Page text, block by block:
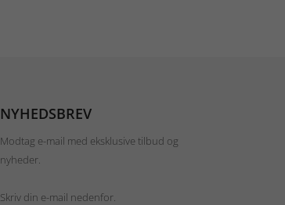
NYHEDSBREV
Modtag e-mail med eksklusive tilbud og
nyheder.
Skriv din e-mail nedenfor.